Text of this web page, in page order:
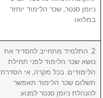
ניומן סנטר, שכר הלימוד יוחזר
במלואו.
2. התלמיד מתחייב להסדיר את
נושא שכר הלימוד לפני תחילת
הלימודים. בכל מקרה, אי הסדרת
תשלום שכר הלימוד תאפשר
להנהלת ניומן סנטר למנוע